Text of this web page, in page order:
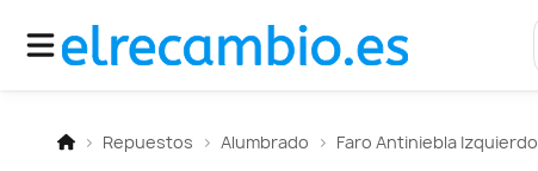
Repuestos Alumbrado Faro Antiniebla Izquierdo